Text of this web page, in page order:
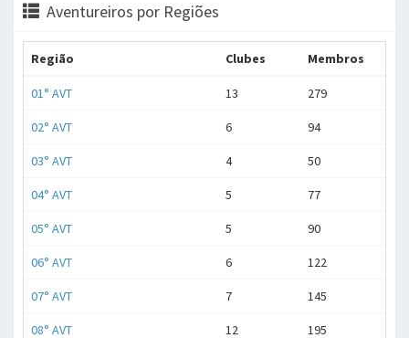
Aventureiros por Regiões
Região Clubes Membros
01° AVT 13 279
02° AVT 6 94
03° AVT 4 50
04° AVT 5 77
05° AVT 5 90
06° AVT 6 122
07° AVT 7 145
08° AVT 12 195